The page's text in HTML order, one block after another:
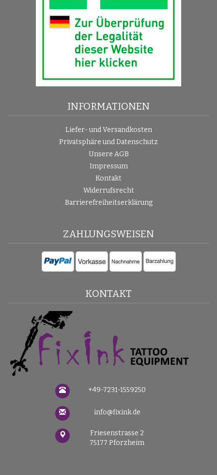
INFORMATIONEN
Liefer- und Versandkosten
Privatsphäre und Datenschutz
Unsere AGB
Impressum
Kontakt
Widerrufsrecht
Barrierefreiheitserklärung
ZAHLUNGSWEISEN
KONTAKT
+49-7231-1559250
info@fixink.de
Friesenstrasse 2
75177 Pforzheim